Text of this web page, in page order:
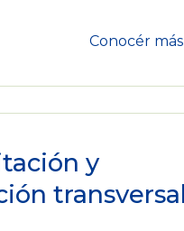
Conocér más
y
transversal